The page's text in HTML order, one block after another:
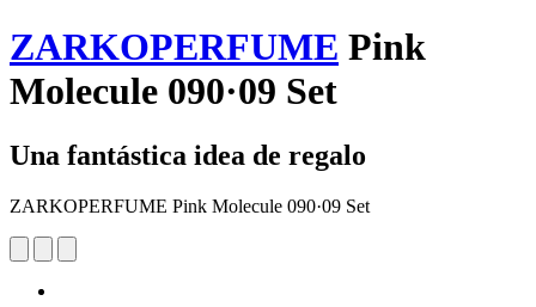
ZARKOPERFUME Pink
Molecule 090·09 Set
Una fantástica idea de regalo
ZARKOPERFUME Pink Molecule 090·09 Set